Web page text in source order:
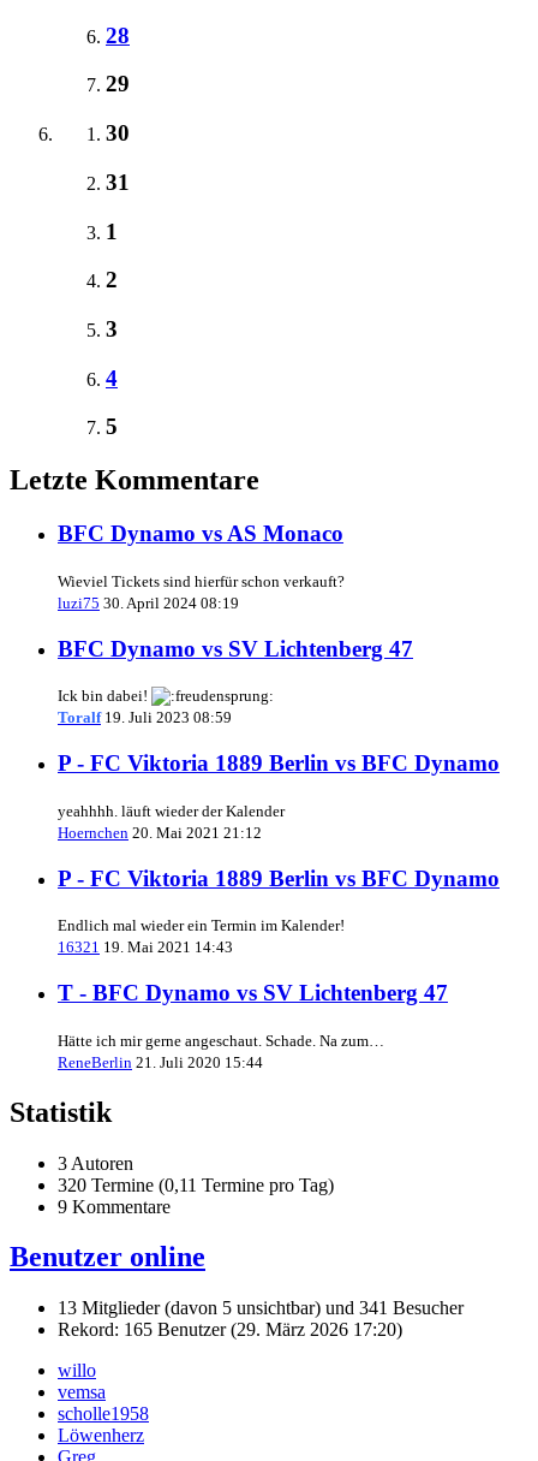
28
29
30
31
1
2
3
4
5
Letzte Kommentare
BFC Dynamo vs AS Monaco
Wieviel Tickets sind hierfür schon verkauft?
luzi75 30. April 2024 08:19
BFC Dynamo vs SV Lichtenberg 47
Ick bin dabei!
Toralf 19. Juli 2023 08:59
P - FC Viktoria 1889 Berlin vs BFC Dynamo
yeahhhh. läuft wieder der Kalender
Hoernchen 20. Mai 2021 21:12
P - FC Viktoria 1889 Berlin vs BFC Dynamo
Endlich mal wieder ein Termin im Kalender!
16321 19. Mai 2021 14:43
T - BFC Dynamo vs SV Lichtenberg 47
Hätte ich mir gerne angeschaut. Schade. Na zum…
ReneBerlin 21. Juli 2020 15:44
Statistik
3 Autoren
320 Termine (0,11 Termine pro Tag)
9 Kommentare
Benutzer online
13 Mitglieder (davon 5 unsichtbar) und 341 Besucher
Rekord: 165 Benutzer (29. März 2026 17:20)
willo
vemsa
scholle1958
Löwenherz